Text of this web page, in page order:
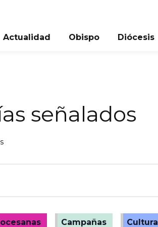
Actualidad Obispo Diócesis
señalados
Campañas Cultura